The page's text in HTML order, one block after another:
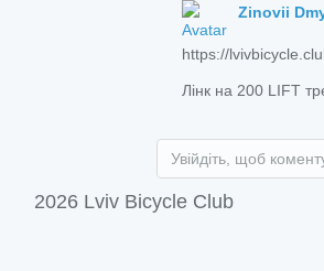
Zinovii
https://
Лінк на 200 LIFT
Увійдіть, щоб
2026 Lviv Bicycle Club